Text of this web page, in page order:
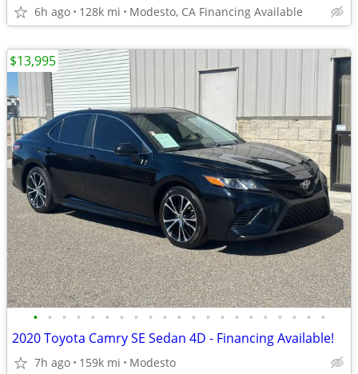
6h ago 128k mi Modesto, CA Financing Available
• • • • • • • • • • • • • • • • • • • • •
2020 Toyota Camry SE Sedan 4D - Financing Available!
7h ago 159k mi Modesto
$13,995